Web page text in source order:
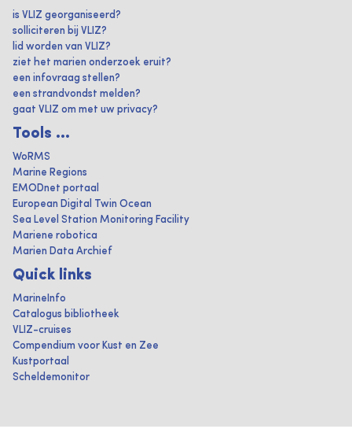
is VLIZ georganiseerd?
solliciteren bij VLIZ?
lid worden van VLIZ?
ziet het marien onderzoek eruit?
een infovraag stellen?
een strandvondst melden?
gaat VLIZ om met uw privacy?
Tools ...
WoRMS
Marine Regions
EMODnet portaal
European Digital Twin Ocean
Sea Level Station Monitoring Facility
Mariene robotica
Marien Data Archief
Quick links
MarineInfo
Catalogus bibliotheek
VLIZ-cruises
Compendium voor Kust en Zee
Kustportaal
Scheldemonitor